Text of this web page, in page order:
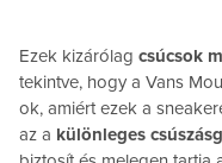
Ezek kizárólag csúcsok
tekintve, hogy a Vans
ok, amiért ezek a
az a különleges